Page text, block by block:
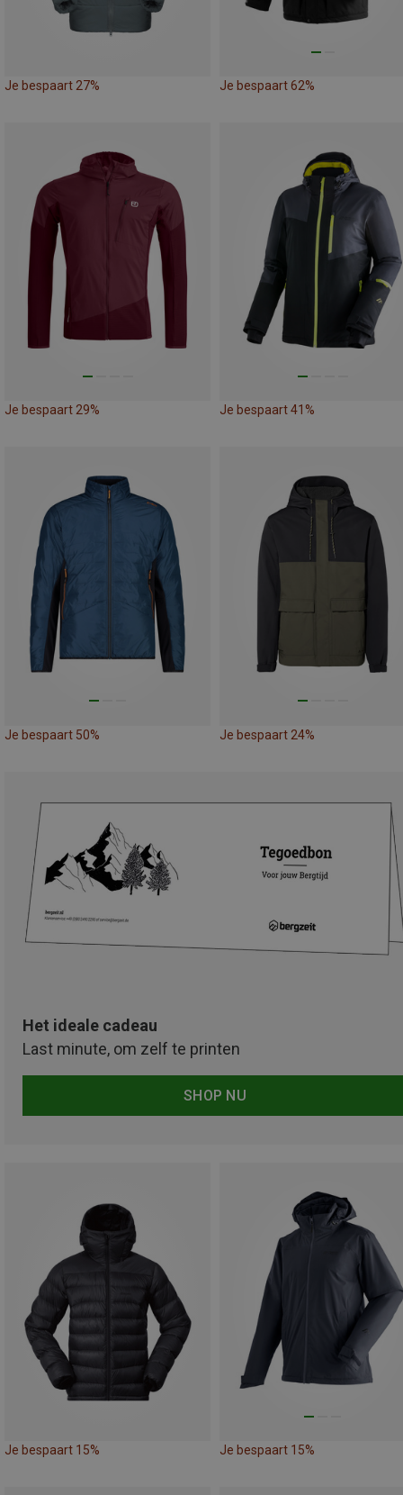
Je bespaart 27% Je bespaart 62%
Je bespaart 29% Je bespaart 41%
Je bespaart 50% Je bespaart 24%
Het ideale cadeau
Last minute, om zelf te printen
SHOP NU
Je bespaart 15% Je bespaart 15%